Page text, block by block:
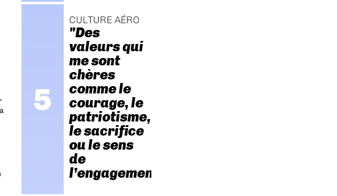
CULTURE AÉRO
"Des
valeurs qui
me sont
chères
comme le
courage, le
patriotisme,
le sacrifice
ou le sens
de
l’engagement."